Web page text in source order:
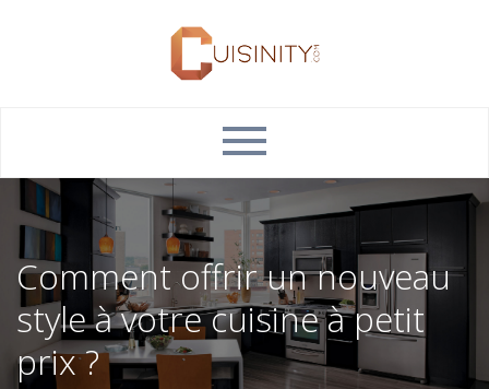
Comment offrir un nouveau
style à votre cuisine à petit
prix ?